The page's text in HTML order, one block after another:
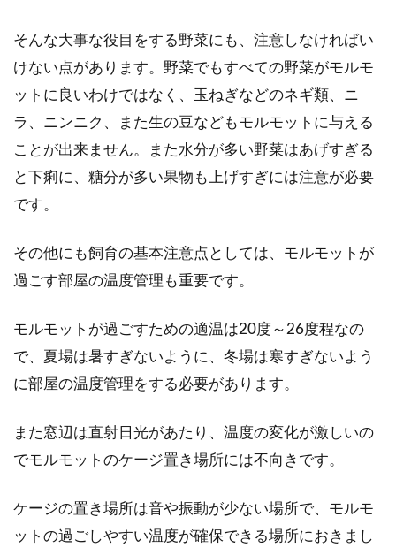
そんな大事な役目をする野菜にも、注意しなければい
けない点があります。野菜でもすべての野菜がモルモ
ットに良いわけではなく、玉ねぎなどのネギ類、ニ
ラ、ニンニク、また生の豆などもモルモットに与える
ことが出来ません。また水分が多い野菜はあげすぎる
と下痢に、糖分が多い果物も上げすぎには注意が必要
です。
その他にも飼育の基本注意点としては、モルモットが
過ごす部屋の温度管理も重要です。
モルモットが過ごすための適温は20度～26度程なの
で、夏場は暑すぎないように、冬場は寒すぎないよう
に部屋の温度管理をする必要があります。
また窓辺は直射日光があたり、温度の変化が激しいの
でモルモットのケージ置き場所には不向きです。
ケージの置き場所は音や振動が少ない場所で、モルモ
ットの過ごしやすい温度が確保できる場所におきまし